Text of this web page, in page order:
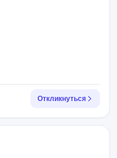
Откликнуться